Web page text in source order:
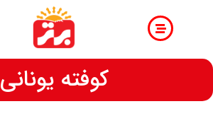
کوفته یونانی